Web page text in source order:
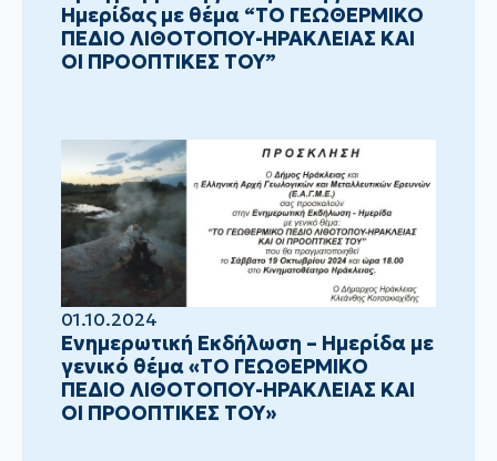
Ημερίδας με θέμα “ΤΟ ΓΕΩΘΕΡΜΙΚΟ
ΠΕΔΙΟ ΛΙΘΟΤΟΠΟΥ-ΗΡΑΚΛΕΙΑΣ ΚΑΙ
ΟΙ ΠΡΟΟΠΤΙΚΕΣ ΤΟΥ”
01.10.2024
Ενημερωτική Εκδήλωση – Ημερίδα με
γενικό θέμα «ΤΟ ΓΕΩΘΕΡΜΙΚΟ
ΠΕΔΙΟ ΛΙΘΟΤΟΠΟΥ-ΗΡΑΚΛΕΙΑΣ ΚΑΙ
ΟΙ ΠΡΟΟΠΤΙΚΕΣ ΤΟΥ»